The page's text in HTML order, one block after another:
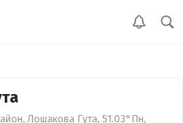
Лошакова Гута, 51.03°Пн,